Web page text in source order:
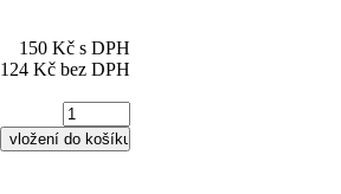
150 Kč s DPH
124 Kč bez DPH